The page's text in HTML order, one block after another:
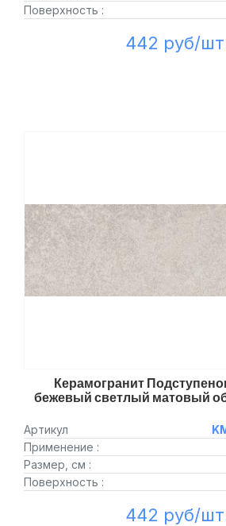
Поверхность :
442 руб/
Керамогранит
бежевый светлый матовый
Артикул
Применение :
Размер, см :
Поверхность :
442 руб/